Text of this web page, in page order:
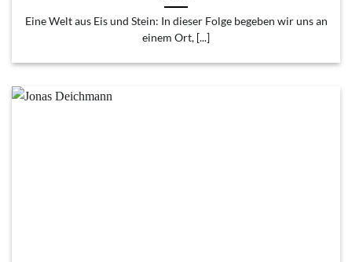
Eine Welt aus Eis und Stein: In dieser Folge begeben wir uns an
einem Ort, [...]